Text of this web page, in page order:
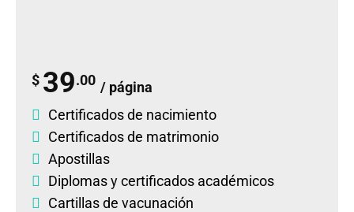
$ 39.00 / página
Certificados de nacimiento
Certificados de matrimonio
Apostillas
Diplomasycertificados académicos
Cartillas de vacunación